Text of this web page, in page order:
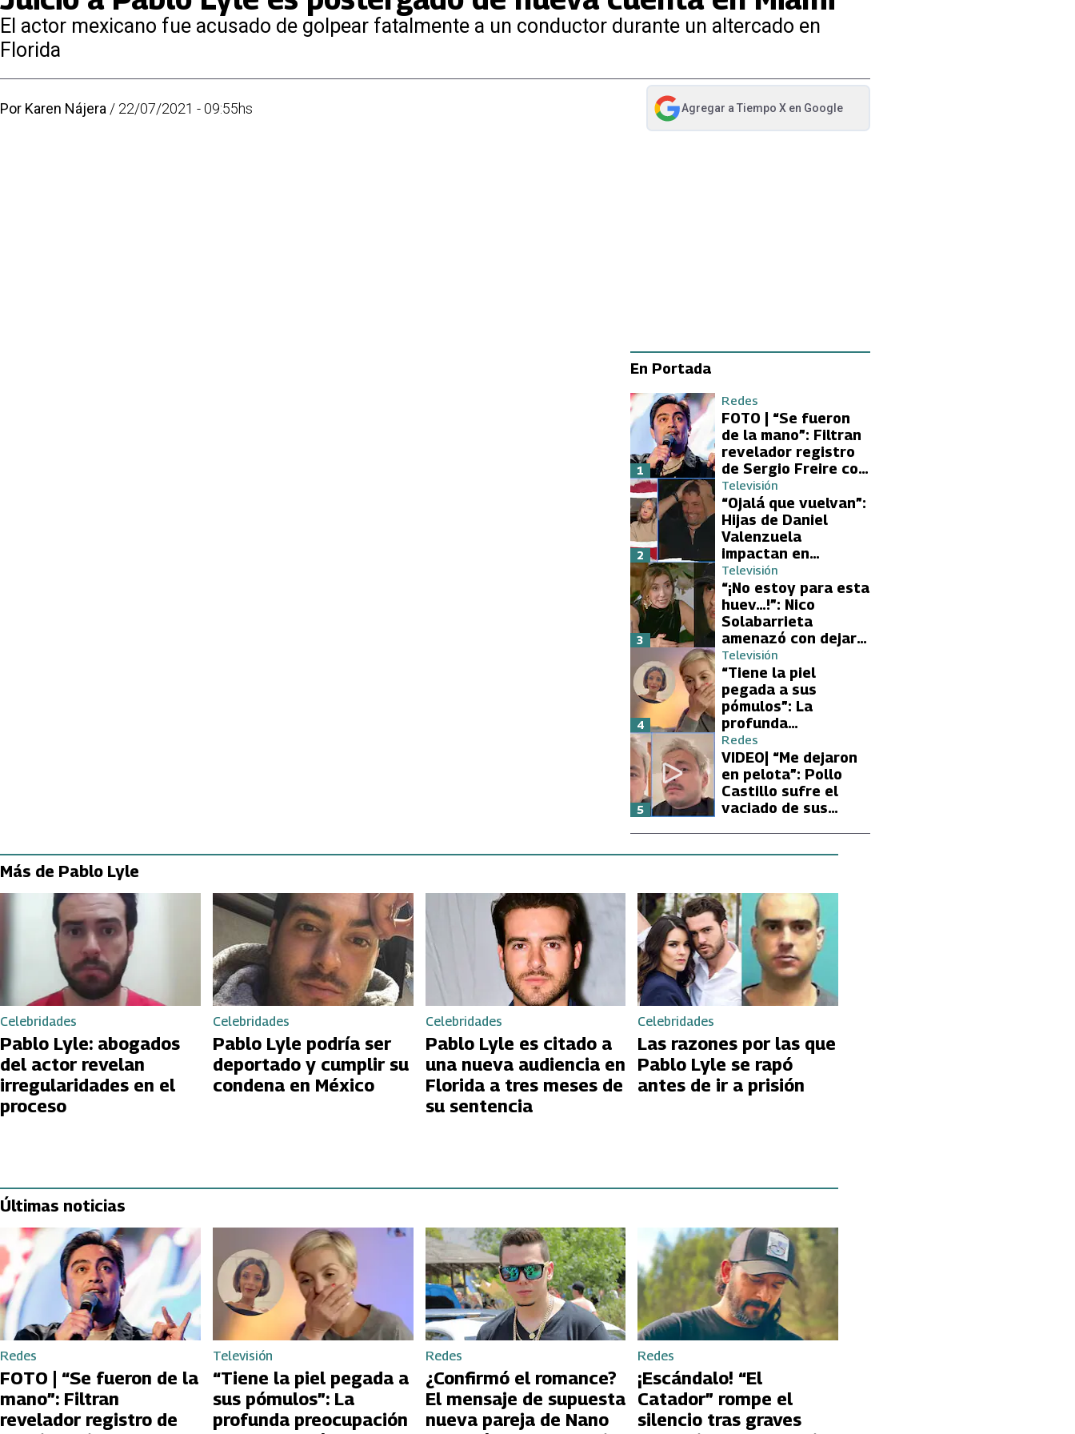
El actor mexicano fue acusado de golpear fatalmente a un conductor durante un altercado en
Florida
Por Karen Nájera / 22/07/2021 - 09:55hs Agregar a Tiempo Xen Google
abre en nueva pestaña
En Portada
Redes
FOTO | “Se fueron
de la mano”: Filtran
revelador registro
de Sergio Freire con
supuesta nueva
conquista
1
Televisión
“Ojalá que vuelvan”:
Hijas de Daniel
Valenzuela
impactan en
Volverías con tu Ex
2 con directa
petición a su papá
sobre Yamila Reyna
2
Televisión
“¡No estoy para esta
huev…!”: Nico
Solabarrieta
amenazó con dejar
Volverías con tu Ex
tras encontrón con
Carmen Gloria
Arroyo
3
Televisión
“Tiene la piel
pegada a sus
pómulos”: La
profunda
preocupación de
Fran García-
Huidobro por la
extrema delgadez
de Kathy Orellana
4
Redes
VIDEO| “Me dejaron
en pelota”: Pollo
Castillo sufre el
vaciado de sus
5
Más de Pablo Lyle
Celebridades
Pablo Lyle: abogados
del actor revelan
irregularidades en el
proceso
Celebridades
Pablo Lyle podría ser
deportado y cumplir su
condena en México
Celebridades
Pablo Lyle es citado a
una nueva audiencia en
Florida a tres meses de
su sentencia
Celebridades
Las razones por las que
Pablo Lyle se rapó
antes de ir a prisión
Últimas noticias
Redes
FOTO | “Se fueron de la
mano”: Filtran
revelador registro de
Televisión
“Tiene la piel pegada a
sus pómulos”: La
profunda preocupación
Redes
¿Confirmó el romance?
El mensaje de supuesta
nueva pareja de Nano
Redes
¡Escándalo! “El
Catador” rompe el
silencio tras graves